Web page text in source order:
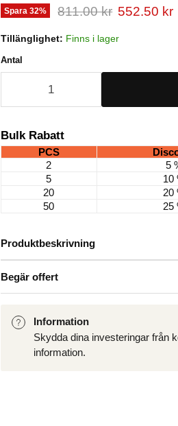
Spara 32% Ursprungligt pris
811.00 kr 552.50 kr
Tillänglighet: Finns i lager
Antal
Bulk Rabatt
PCS
2
5
5
10
20
20
50
25
Produktbeskrivning
Begär offert
Information
Skydda dina investeringar från
information.